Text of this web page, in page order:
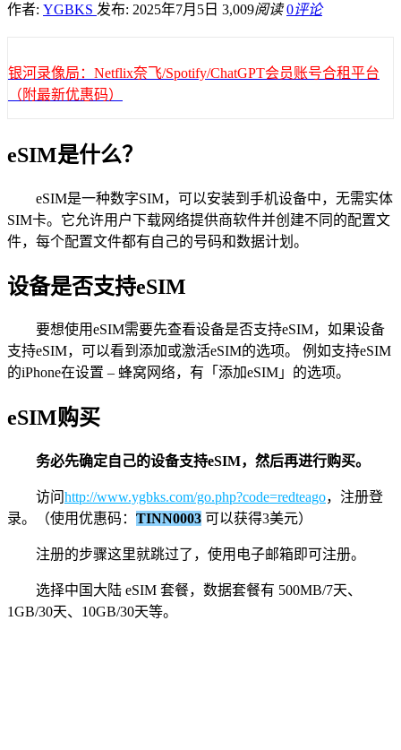
作者: YGBKS 发布: 2025年7月5日 3,009阅读 0评论
银河录像局：Netflix奈飞/Spotify/ChatGPT会员账号合租平台
（附最新优惠码）
eSIM是什么？
eSIM是一种数字SIM，可以安装到手机设备中，无需实体
SIM卡。它允许用户下载网络提供商软件并创建不同的配置文
件，每个配置文件都有自己的号码和数据计划。
设备是否支持eSIM
要想使用eSIM需要先查看设备是否支持eSIM，如果设备
支持eSIM，可以看到添加或激活eSIM的选项。 例如支持eSIM
的iPhone在设置 – 蜂窝网络，有「添加eSIM」的选项。
eSIM购买
务必先确定自己的设备支持eSIM，然后再进行购买。
访问http://www.ygbks.com/go.php?code=redteago，注册登
录。（使用优惠码： TINN0003 可以获得3美元）
注册的步骤这里就跳过了，使用电子邮箱即可注册。
选择中国大陆 eSIM 套餐，数据套餐有 500MB/7天、
1GB/30天、10GB/30天等。